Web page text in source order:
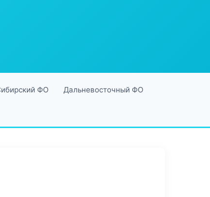
ФО Дальневосточный ФО